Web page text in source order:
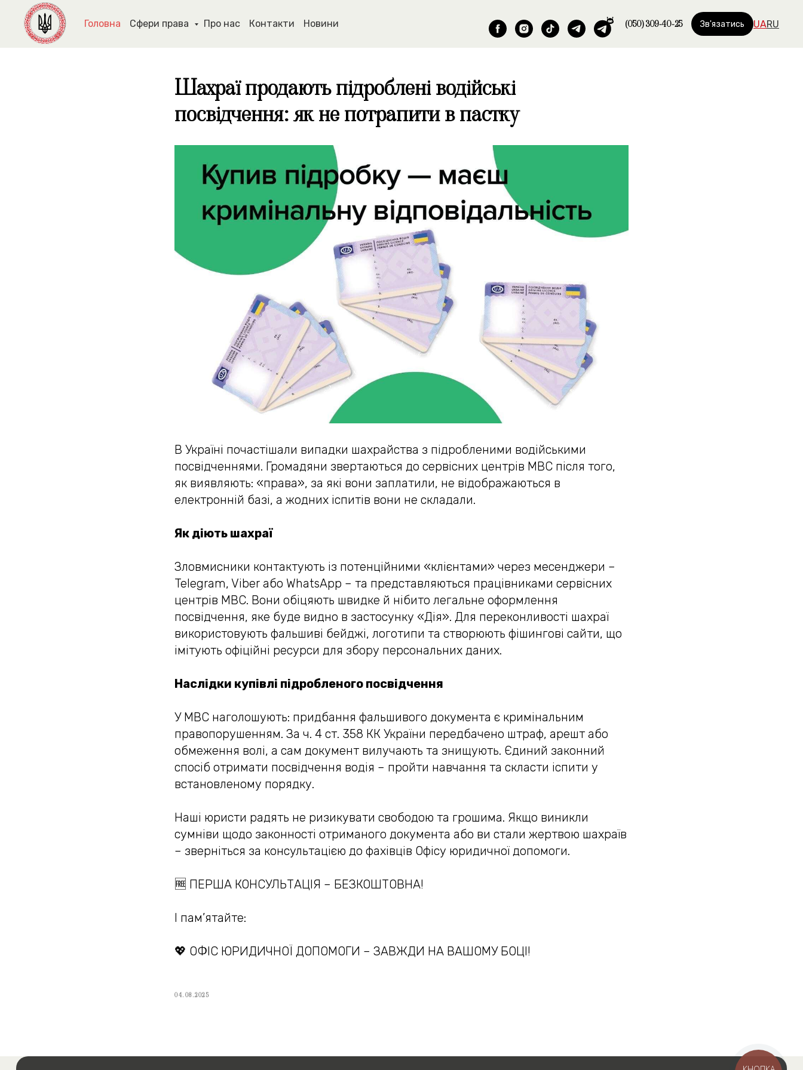
Головна Сфери права Про нас Контакти Новини (050) 309-40-25 Зв'язатись UARU
Шахраї продають підроблені водійські
посвідчення: як не потрапити в пастку
В Україні почастішали випадки шахрайства з підробленими водійськими
посвідченнями. Громадяни звертаються до сервісних центрів МВС після того,
як виявляють: «права», за які вони заплатили, не відображаються в
електронній базі, а жодних іспитів вони не складали.
Як діють шахраї
Зловмисники контактують із потенційними «клієнтами» через месенджери –
Telegram, Viber або WhatsApp – та представляються працівниками сервісних
центрів МВС. Вони обіцяють швидке й нібито легальне оформлення
посвідчення, яке буде видно в застосунку «Дія». Для переконливості шахраї
використовують фальшиві бейджі, логотипи та створюють фішингові сайти, що
імітують офіційні ресурси для збору персональних даних.
Наслідки купівлі підробленого посвідчення
У МВС наголошують: придбання фальшивого документа є кримінальним
правопорушенням. За ч. 4 ст. 358 КК України передбачено штраф, арешт або
обмеження волі, а сам документ вилучають та знищують. Єдиний законний
спосіб отримати посвідчення водія – пройти навчання та скласти іспити у
встановленому порядку.
Наші юристи радять не ризикувати свободою та грошима. Якщо виникли
сумніви щодо законності отриманого документа або ви стали жертвою шахраїв
– зверніться за консультацією до фахівців Офісу юридичної допомоги.
🆓 ПЕРША КОНСУЛЬТАЦІЯ – БЕЗКОШТОВНА!
І пам’ятайте:
💖 ОФІС ЮРИДИЧНОЇ ДОПОМОГИ – ЗАВЖДИ НА ВАШОМУ БОЦІ!
04.08.2025